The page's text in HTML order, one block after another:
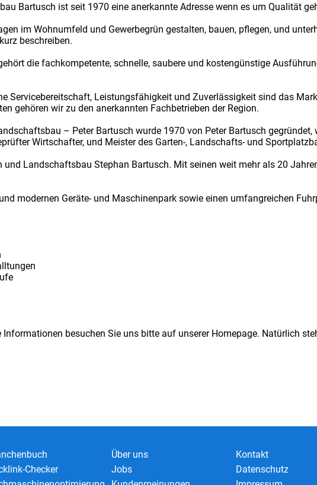
Bartusch ist seit 1970 eine anerkannte Adresse wenn es um Qualität
im Wohnumfeld und Gewerbegrün gestalten, bauen, pflegen, und
beschreiben.
die fachkompetente, schnelle, saubere und kostengünstige
Servicebereitschaft, Leistungsfähigkeit und Zuverlässigkeit sind das
gehören wir zu den anerkannten Fachbetrieben der Region.
– Peter Bartusch wurde 1970 von Peter Bartusch
Wirtschafter, und Meister des Garten-, Landschafts- und
und Landschaftsbau Stephan Bartusch. Mit seinen weit mehr als 20
modernen Geräte- und Maschinenpark sowie einen umfangreichen
besuchen Sie uns bitte auf unserer Homepage. Natürlich
Checker
Über uns
Jobs
Kontakt
Datenschutz